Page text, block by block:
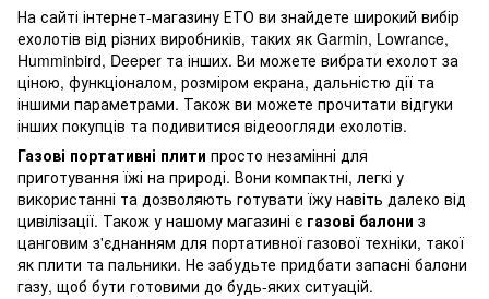
На сайті інтернет-магазину ЕТО ви знайдете широкий вибір
ехолотів від різних виробників, таких як Garmin, Lowrance,
Humminbird, Deeper та інших. Ви можете вибрати ехолот за
ціною, функціоналом, розміром екрана, дальністю дії та
іншими параметрами. Також ви можете прочитати відгуки
інших покупців та подивитися відеоогляди ехолотів.
Газові портативні плити просто незамінні для
приготування їжі на природі. Вони компактні, легкі у
використанні та дозволяють готувати їжу навіть далеко від
цивілізації. Також у нашому магазині є газові балони з
цанговим з'єднанням для портативної газової техніки, такої
як плити та пальники. Не забудьте придбати запасні балони
газу, щоб бути готовими до будь-яких ситуацій.